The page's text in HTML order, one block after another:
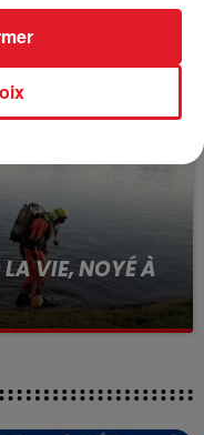
LA...
logement servait
VIE, NOYÉ À